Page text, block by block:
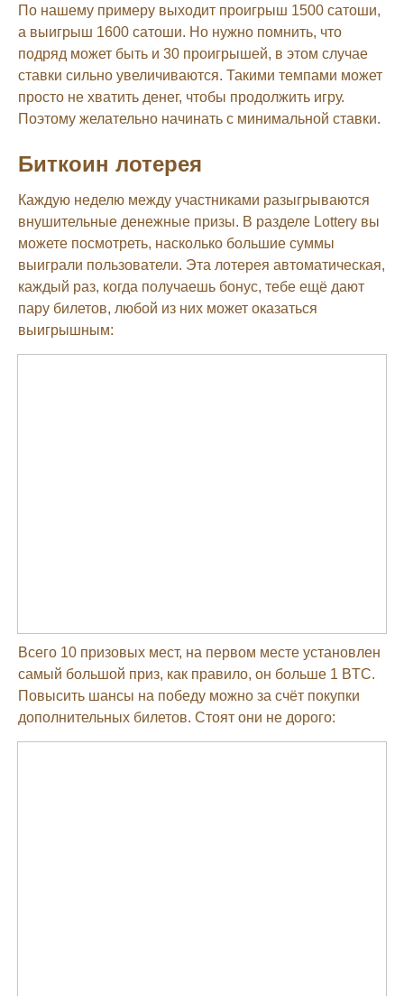
По нашему примеру выходит проигрыш 1500 сатоши,
а выигрыш 1600 сатоши. Но нужно помнить, что
подряд может быть и 30 проигрышей, в этом случае
ставки сильно увеличиваются. Такими темпами может
просто не хватить денег, чтобы продолжить игру.
Поэтому желательно начинать с минимальной ставки.
Биткоин лотерея
Каждую неделю между участниками разыгрываются
внушительные денежные призы. В разделе Lottery вы
можете посмотреть, насколько большие суммы
выиграли пользователи. Эта лотерея автоматическая,
каждый раз, когда получаешь бонус, тебе ещё дают
пару билетов, любой из них может оказаться
выигрышным:
Всего 10 призовых мест, на первом месте установлен
самый большой приз, как правило, он больше 1 BTC.
Повысить шансы на победу можно за счёт покупки
дополнительных билетов. Стоят они не дорого: